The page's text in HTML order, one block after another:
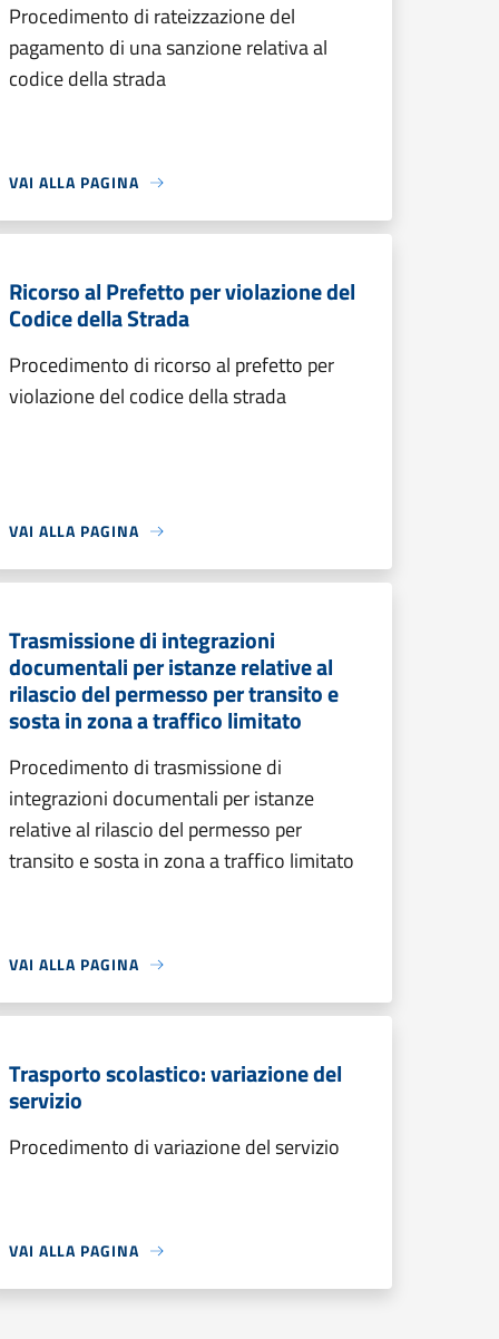
Procedimento di rateizzazione del
pagamento di una sanzione relativa al
codice della strada
VAI ALLA PAGINA
Ricorso al Prefetto per violazione del
Codice della Strada
Procedimento di ricorso al prefetto per
violazione del codice della strada
VAI ALLA PAGINA
Trasmissione di integrazioni
documentali per istanze relative al
rilascio del permesso per transito e
sosta in zona a traffico limitato
Procedimento di trasmissione di
integrazioni documentali per istanze
relative al rilascio del permesso per
transito e sosta in zona a traffico limitato
VAI ALLA PAGINA
Trasporto scolastico: variazione del
servizio
Procedimento di variazione del servizio
VAI ALLA PAGINA